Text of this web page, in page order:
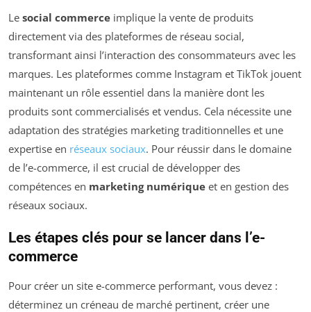
Le social commerce implique la vente de produits
directement via des plateformes de réseau social,
transformant ainsi l’interaction des consommateurs avec les
marques. Les plateformes comme Instagram et TikTok jouent
maintenant un rôle essentiel dans la manière dont les
produits sont commercialisés et vendus. Cela nécessite une
adaptation des stratégies marketing traditionnelles et une
expertise en réseaux sociaux. Pour réussir dans le domaine
de l’e-commerce, il est crucial de développer des
compétences en marketing numérique et en gestion des
réseaux sociaux.
Les étapes clés pour se lancer dans l’e-
commerce
Pour créer un site e-commerce performant, vous devez :
déterminez un créneau de marché pertinent, créer une